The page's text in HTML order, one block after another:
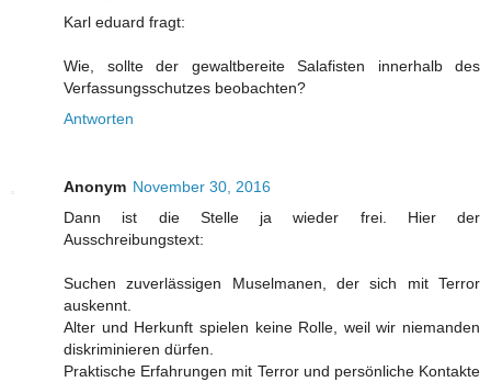
Karl eduard fragt:
Wie, sollte der gewaltbereite Salafisten innerhalb des
Verfassungsschutzes beobachten?
Antworten
Anonym November 30, 2016
Dann ist die Stelle ja wieder frei. Hier der
Ausschreibungstext:
Suchen zuverlässigen Muselmanen, der sich mit Terror
auskennt.
Alter und Herkunft spielen keine Rolle, weil wir niemanden
diskriminieren dürfen.
Praktische Erfahrungen mit Terror und persönliche Kontakte